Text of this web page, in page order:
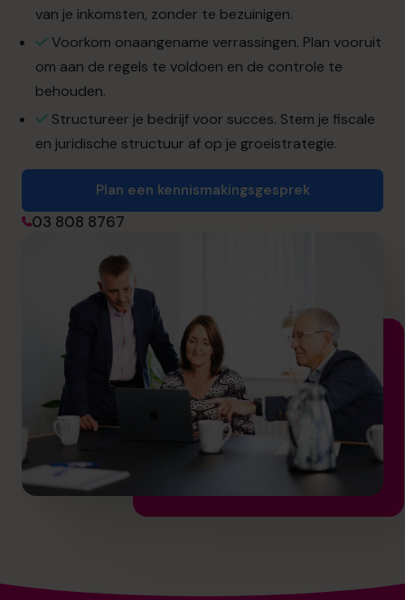
03 808 8767
info.be@cfocentre.com
van je inkomsten, zonder te bezuinigen.
Voorkom onaangename verrassingen. Plan vooruit
om aan de regels te voldoen en de controle te
behouden.
Structureer je bedrijf voor succes. Stem je fiscale
en juridische structuur af op je groeistrategie.
Plan een kennismakingsgesprek
03 808 8767